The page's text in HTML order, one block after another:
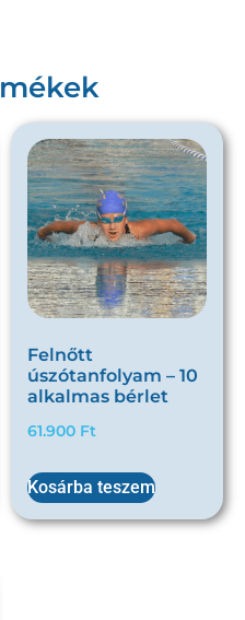
Felnőtt
úszótanfolyam – 10
alkalmas bérlet
61.900 Ft
Kosárba teszem